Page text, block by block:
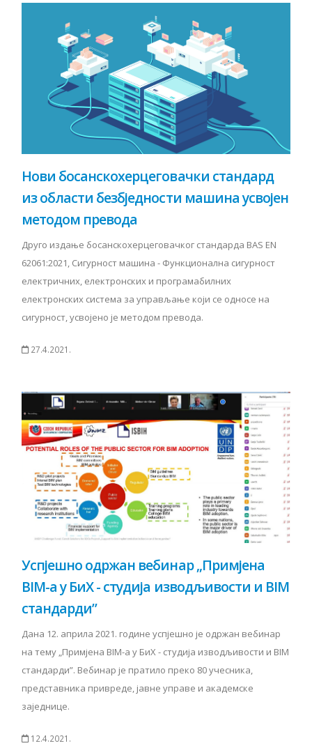
Нови босанскохерцеговачки стандард
из oблaсти безбједности машина усвојен
методом превода
Друго издање босанскохерцеговачког стандарда BAS EN
62061:2021, Сигурност машина - Функционална сигурност
електричних, електронских и програмабилних
електронских система за управљање који се односе на
сигурност, усвојено је методом превода.
27.4.2021.
Успјешно одржан вебинар „Примјена
BIM-a у БиХ - студија изводљивости и BIM
стандарди”
Дана 12. априла 2021. године успјешно је одржан вебинар
на тему „Примјена BIM-a у БиХ - студија изводљивости и BIM
стандарди”. Вебинар је пратило преко 80 учесника,
представника привреде, јавне управе и академске
заједнице.
12.4.2021.